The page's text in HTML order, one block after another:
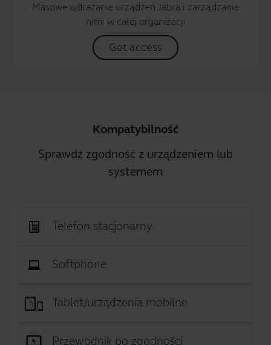
Masowe wdrażanie urządzeń Jabra i zarządzanie
nimi w całej organizacji
Get access
Kompatybilność
Sprawdź zgodność z urządzeniem lub
systemem
Telefon stacjonarny
Softphone
Tablet/urządzenia mobilne
Przewodnik po zgodności